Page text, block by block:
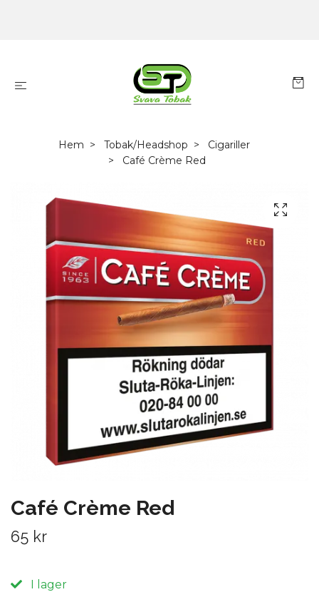
Hem Tobak/Headshop
Cigariller
Café Crème Red
Café Crème Red
65 kr
I lager